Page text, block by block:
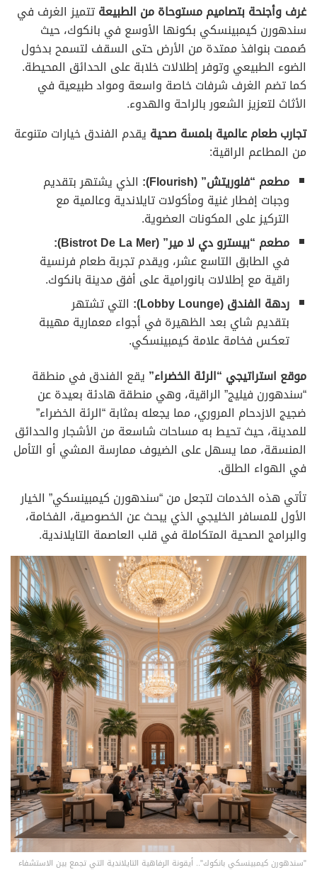
غرف وأجنحة بتصاميم مستوحاة من الطبيعةتتميز الغرف في
سندهورن كيمبينسكي بكونها الأوسع في بانكوك، حيث
صُممت بنوافذ ممتدة من الأرض حتى السقف لتسمح بدخول
الضوء الطبيعي وتوفر إطلالات خلابة على الحدائق المحيطة.
كما تضم الغرف شرفات خاصة واسعة ومواد طبيعية في
الأثاث لتعزيز الشعور بالراحة والهدوء.
تجارب طعام عالمية بلمسة صحية يقدم الفندق خيارات متنوعة
من المطاعم الراقية:
مطعم “فلوريتش” (Flourish):
الذي يشتهر بتقديم
وجبات إفطار غنية ومأكولات تايلاندية وعالمية مع
التركيز على المكونات العضوية.
مطعم “بيسترو دي لا مير” (Bistrot De La Mer):
في الطابق التاسع عشر، ويقدم تجربة طعام فرنسية
راقية مع إطلالات بانورامية على أفق مدينة بانكوك.
ردهة الفندق (Lobby Lounge):
التي تشتهر
بتقديم شاي بعد الظهيرة في أجواء معمارية مهيبة
تعكس فخامة علامة كيمبينسكي.
موقع استراتيجي “الرئة الخضراء” يقع الفندق في منطقة
“سندهورن فيليج” الراقية، وهي منطقة هادئة بعيدة عن
ضجيج الازدحام المروري، مما يجعله بمثابة “الرئة الخضراء”
للمدينة، حيث تحيط به مساحات شاسعة من الأشجار والحدائق
المنسقة، مما يسهل على الضيوف ممارسة المشي أو التأمل
في الهواء الطلق.
تأتي هذه الخدمات لتجعل من “سندهورن كيمبينسكي” الخيار
الأول للمسافر الخليجي الذي يبحث عن الخصوصية، الفخامة،
والبرامج الصحية المتكاملة في قلب العاصمة التايلاندية.
"سندهورن كيمبينسكي بانكوك".. أيقونة الرفاهية التايلاندية التي تجمع بين الاستشفاء